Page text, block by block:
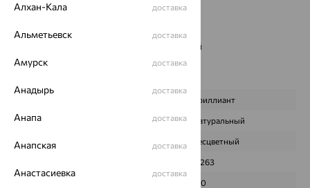
Цвет вставки:
Вес металла:
Бесцветный
Серьги Вид:
Бриллиант
ПРОИСХОЖДЕНИЕ Натуральный
Бесцветный
0,263
120
Алхан-Кала доставка
Альметьевск доставка
Амурск доставка
Анадырь доставка
Анапа доставка
Анапская доставка
Анастасиевка доставка